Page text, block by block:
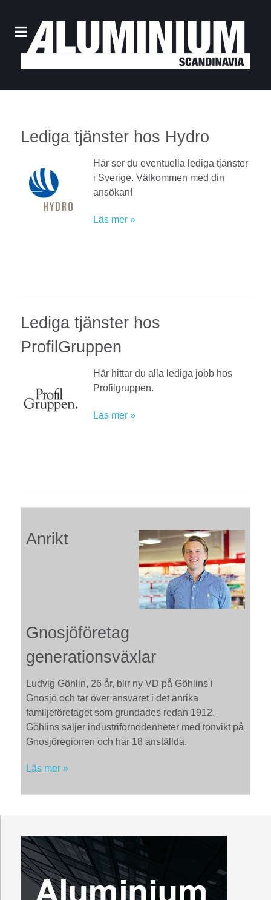
Lediga tjänster hos Hydro
Här ser du eventuella lediga tjänster
i Sverige. Välkommen med din
ansökan!
Läs mer »
Lediga tjänster hos
ProfilGruppen
Här hittar du alla lediga jobb hos
Profilgruppen.
Läs mer »
Anrikt
Gnosjöföretag
generationsväxlar
Ludvig Göhlin, 26 år, blir ny VD på Göhlins i
Gnosjö och tar över ansvaret i det anrika
familjeföretaget som grundades redan 1912.
Göhlins säljer industriförnödenheter med tonvikt på
Gnosjöregionen och har 18 anställda.
Läs mer »